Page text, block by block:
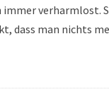
immer verharmlost.
dass man nichts